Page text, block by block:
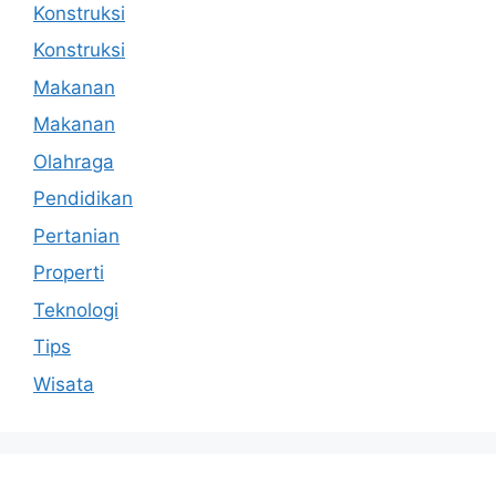
Konstruksi
Konstruksi
Makanan
Makanan
Olahraga
Pendidikan
Pertanian
Properti
Teknologi
Tips
Wisata